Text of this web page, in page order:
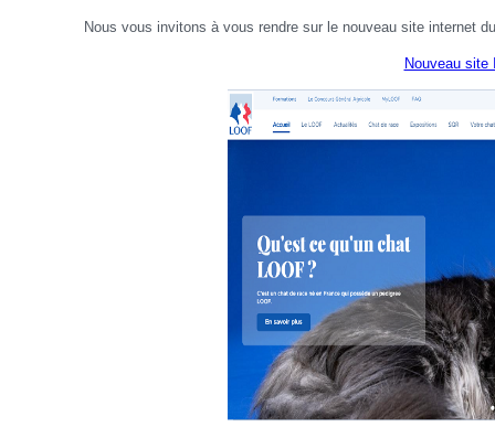
Nous vous invitons à vous rendre sur le nouveau site internet
Nouveau site